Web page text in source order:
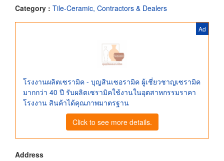
Category : Tile-Ceramic, Contractors & Dealers
Ad
โรงงานผลิตเซรามิค - บุญสินเซอรามิค ผู้เชี่ยวชาญเซรามิค
มากกว่า 40 ปี รับผลิตเซรามิคใช้งานในอุตสาหกรรมราคา
โรงงาน สินค้าได้คุณภาพมาตรฐาน
Click to see more details.
Address